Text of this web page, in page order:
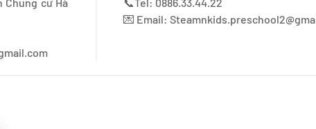
💌 Email: